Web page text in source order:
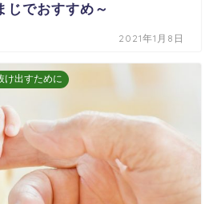
じでおすすめ～
2021年1月8日
け出すために